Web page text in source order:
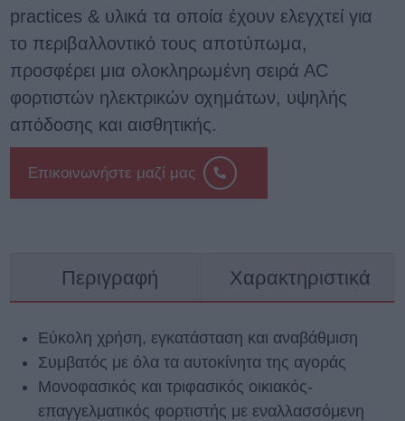
practices & υλικά τα οποία έχουν ελεγχτεί για
το περιβαλλοντικό τους αποτύπωμα,
προσφέρει μια ολοκληρωμένη σειρά ΑC
φορτιστών ηλεκτρικών οχημάτων, υψηλής
απόδοσης και αισθητικής.
Επικοινωνήστε μαζί μας
Περιγραφή Χαρακτηριστικά
Εύκολη χρήση, εγκατάσταση και αναβάθμιση
Συμβατός με όλα τα αυτοκίνητα της αγοράς
Μονοφασικός και τριφασικός οικιακός-
επαγγελματικός φορτιστής με εναλλασσόμενη